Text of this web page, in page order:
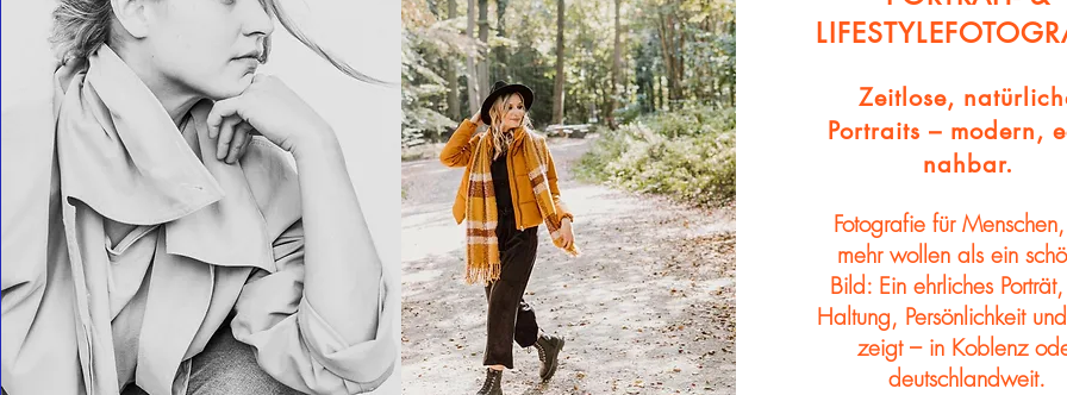
Zeitlose,
Portraits – modern,
nahbar.
Fotografie für
mehr wollen als ein
Bild: Ein ehrliches
Haltung, Persönlichkeit
zeigt – in Koblenz
deutschlandweit.